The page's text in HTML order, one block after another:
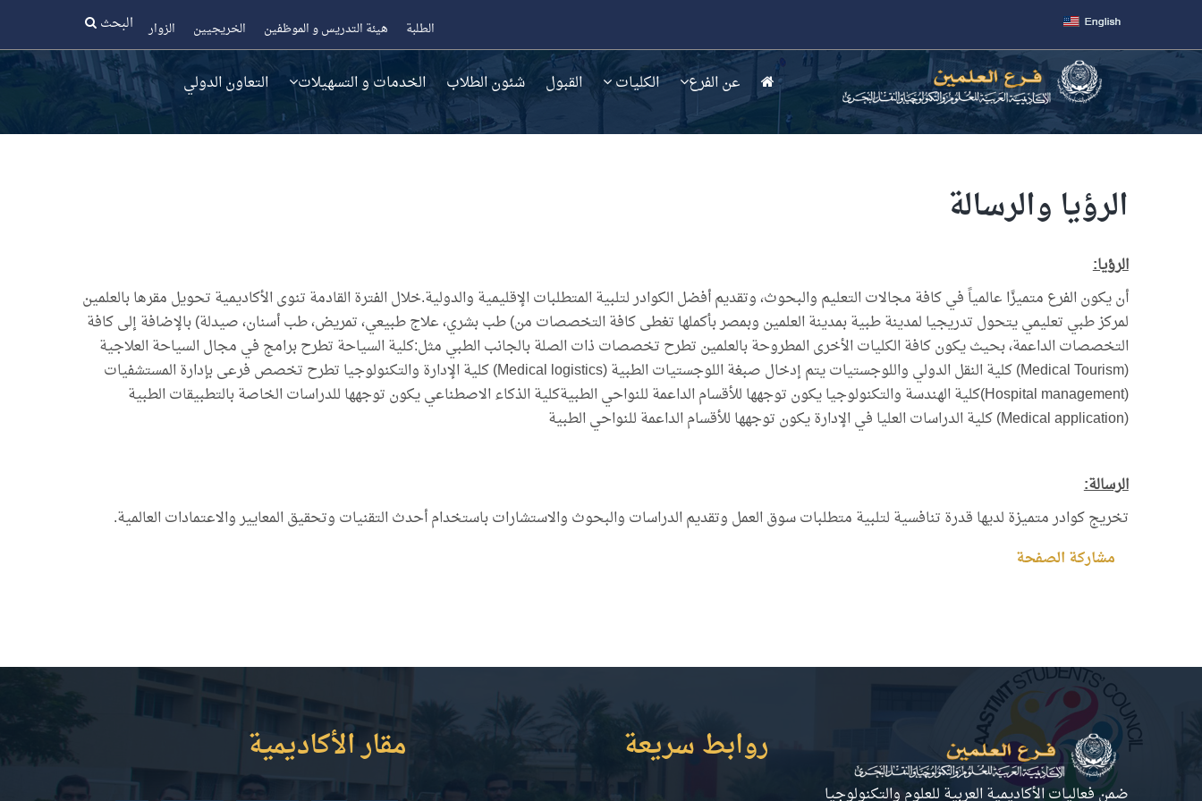
الطلبة هيئة التدريس و الموظفين الخريجيين الزوار البحث
عن الفرع الكليات القبول شئون الطلاب الخدمات و التسهيلات التعاون الدولي
الرؤيا والرسالة
الرؤيا:
أن يكون الفرع متميزًا عالمياً في كافة مجالات التعليم والبحوث، وتقديم أفضل الكوادر لتلبية المتطلبات الإقليمية والدولية.خلال الفترة القادمة تنوى الأكاديمية تحويل مقرها بالعلمين
لمركز طبي تعليمي يتحول تدريجيا لمدينة طبية بمدينة العلمين وبمصر بأكملها تغطى كافة التخصصات من) طب بشري، علاج طبيعي، تمريض، طب أسنان، صيدلة) بالإضافة إلى كافة
التخصصات الداعمة، بحيث يكون كافة الكليات الأخرى المطروحة بالعلمين تطرح تخصصات ذات الصلة بالجانب الطبي مثل:كلية السياحة تطرح برامج في مجال السياحة العلاجية
(Medical Tourism) كلية النقل الدولي واللوجستيات يتم إدخال صبغة اللوجستيات الطبية (Medical logistics) كلية الإدارة والتكنولوجيا تطرح تخصص فرعى بإدارة المستشفيات
(Hospital management)كلية الهندسة والتكنولوجيا يكون توجهها للأقسام الداعمة للنواحي الطبيةكلية الذكاء الاصطناعي يكون توجهها للدراسات الخاصة بالتطبيقات الطبية
(Medical application) كلية الدراسات العليا في الإدارة يكون توجهها للأقسام الداعمة للنواحي الطبية
الرسالة:
تخريج كوادر متميزة لديها قدرة تنافسية لتلبية متطلبات سوق العمل وتقديم الدراسات والبحوث والاستشارات باستخدام أحدث التقنيات وتحقيق المعايير والاعتمادات العالمية.
مشاركة الصفحة
ضمن فعاليات الأكاديمية العربية للعلوم والتكنولوجيا
روابط سريعة مقار الأكاديمية